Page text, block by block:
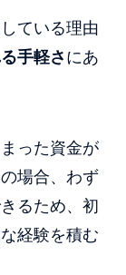
ている理由
手軽さ にあ
った資金が
場合、わず
るため、初
経験を積む